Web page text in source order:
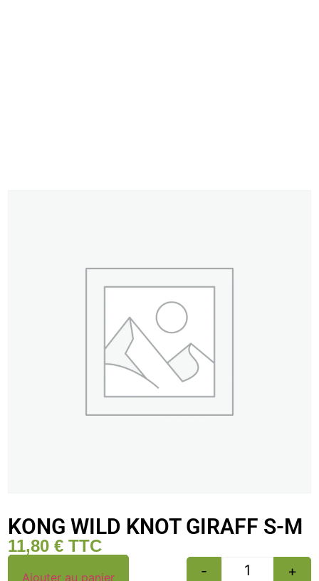
KONG WILD KNOT GIRAFF S-M
11,80€ TTC
- +
Ajouter au panier